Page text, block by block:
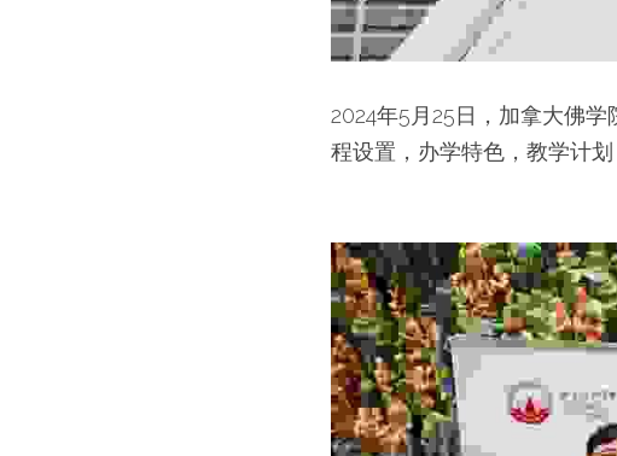
2024年5月25日，加拿大佛
程设置，办学特色，教学计划